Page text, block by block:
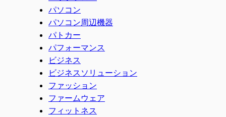
パソコン
パソコン周辺機器
パトカー
パフォーマンス
ビジネス
ビジネスソリューション
ファッション
ファームウェア
フィットネス